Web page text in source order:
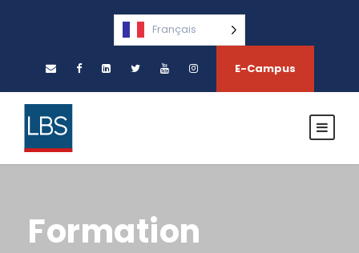
Français
E-Campus
Formation